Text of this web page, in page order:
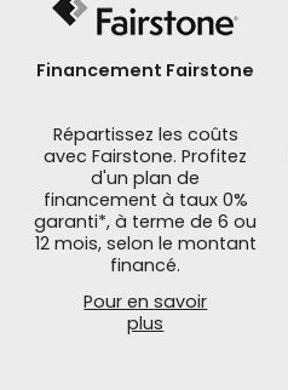
Financement Fairstone
Répartissez les coûts
avec Fairstone. Profitez
d'un plan de
financement à taux 0%
garanti*, à terme de 6 ou
12 mois, selon le montant
financé.
Pour en savoir
plus